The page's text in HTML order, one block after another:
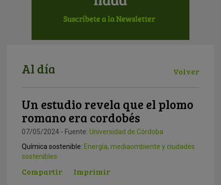
Al día Volver
Un estudio revela que el plomo
romano era cordobés
07/05/2024 - Fuente: Universidad de Córdoba
Química sostenible: Energía, mediaombiente y ciudades
sostenibles
Compartir Imprimir